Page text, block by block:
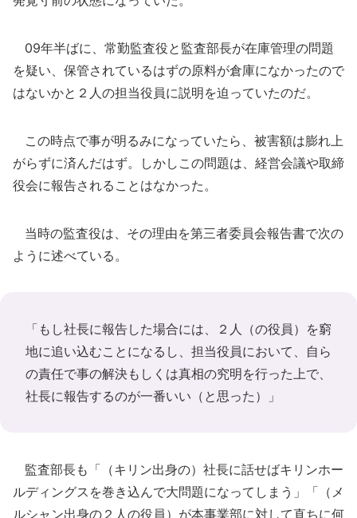
09年半ばに、常勤監査役と監査部長が在庫管理の問題
を疑い、保管されているはずの原料が倉庫になかったので
はないかと２人の担当役員に説明を迫っていたのだ。
この時点で事が明るみになっていたら、被害額は膨れ上
がらずに済んだはず。しかしこの問題は、経営会議や取締
役会に報告されることはなかった。
当時の監査役は、その理由を第三者委員会報告書で次の
ように述べている。
「もし社長に報告した場合には、２人（の役員）を窮
地に追い込むことになるし、担当役員において、自ら
の責任で事の解決もしくは真相の究明を行った上で、
社長に報告するのが一番いい（と思った）」
監査部長も「（キリン出身の）社長に話せばキリンホー
ルディングスを巻き込んで大問題になってしまう」「（メ
ルシャン出身の２人の役員）が本事業部に対して直ちに何